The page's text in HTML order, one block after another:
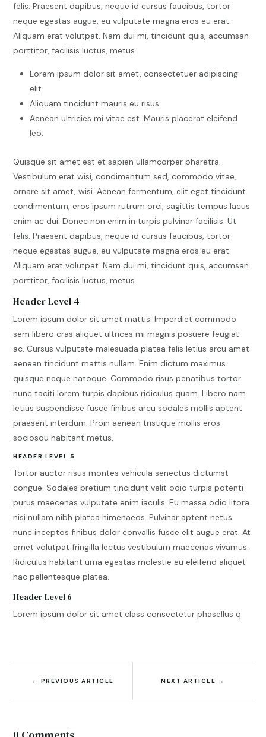
felis. Praesent dapibus, neque id cursus faucibus, tortor
neque egestas augue, eu vulputate magna eros eu erat.
Aliquam erat volutpat. Nam dui mi, tincidunt quis, accumsan
porttitor, facilisis luctus, metus
Lorem ipsum dolor sit amet, consectetuer adipiscing
elit.
Aliquam tincidunt mauris eu risus.
Aenean ultricies mi vitae est. Mauris placerat eleifend
leo.
Quisque sit amet est et sapien ullamcorper pharetra.
Vestibulum erat wisi, condimentum sed, commodo vitae,
ornare sit amet, wisi. Aenean fermentum, elit eget tincidunt
condimentum, eros ipsum rutrum orci, sagittis tempus lacus
enim ac dui. Donec non enim in turpis pulvinar facilisis. Ut
felis. Praesent dapibus, neque id cursus faucibus, tortor
neque egestas augue, eu vulputate magna eros eu erat.
Aliquam erat volutpat. Nam dui mi, tincidunt quis, accumsan
porttitor, facilisis luctus, metus
Header Level 4
Lorem ipsum dolor sit amet mattis. Imperdiet commodo
sem libero cras aliquet ultrices mi magnis posuere feugiat
ac. Cursus vulputate malesuada platea felis letius arcu amet
aenean tincidunt mattis nullam. Enim dictum maximus
quisque neque natoque. Commodo risus penatibus tortor
nunc taciti lorem turpis dapibus ridiculus quam. Libero nam
letius suspendisse fusce finibus arcu sodales mollis aptent
praesent interdum. Proin aenean tristique mollis eros
sociosqu habitant metus.
HEADER LEVEL 5
Tortor auctor risus montes vehicula senectus dictumst
congue. Sodales pretium tincidunt velit odio turpis potenti
purus maecenas vulputate enim iaculis. Eu massa odio litora
nisi nullam nibh platea himenaeos. Pulvinar aptent netus
nunc inceptos finibus dolor convallis fusce elit augue erat. At
amet volutpat fringilla lectus vestibulum maecenas vivamus.
Ridiculus habitant urna egestas molestie eu eleifend aliquet
hac pellentesque platea.
Header Level 6
Lorem ipsum dolor sit amet class consectetur phasellus q
← PREVIOUS ARTICLE NEXT ARTICLE →